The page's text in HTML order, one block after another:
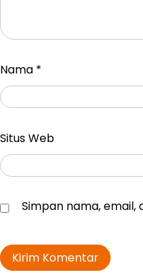
Nama *
Situs Web
Simpan nama,